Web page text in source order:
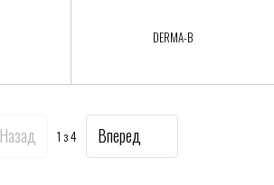
DERMA-B
Назад 1 з 4 Вперед